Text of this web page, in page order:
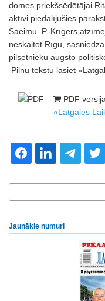
domes priekšsēdētājai
aktīvi piedalījušies
Saeimu. P. Krīgers
neskaitot Rīgu,
pilsētnieku augsto
Pilnu tekstu lasiet
PDF
«Latgales
Jaunākie numuri